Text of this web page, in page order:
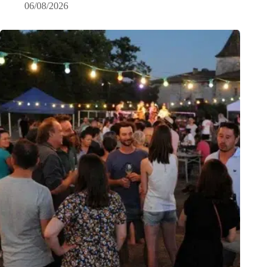
06/08/2026